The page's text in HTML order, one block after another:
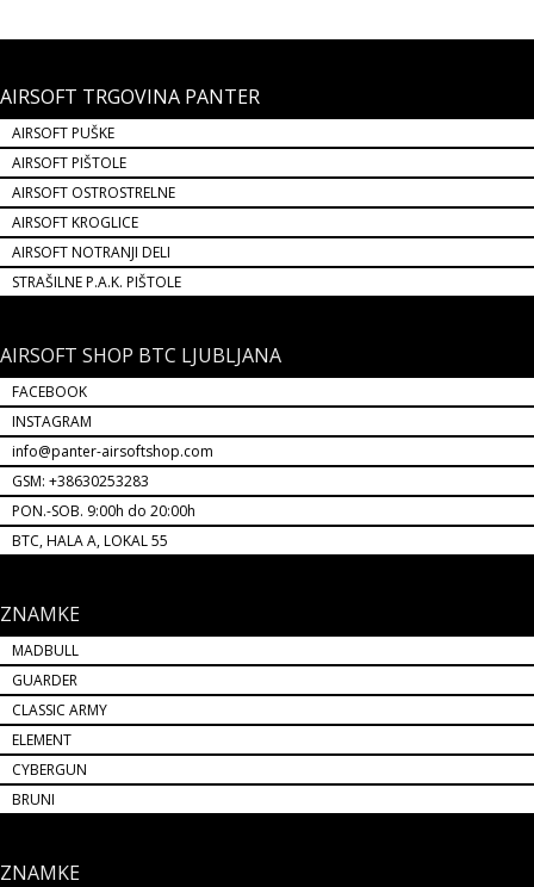
AIRSOFT TRGOVINA PANTER
AIRSOFT PUŠKE
AIRSOFT PIŠTOLE
AIRSOFT OSTROSTRELNE
AIRSOFT KROGLICE
AIRSOFT NOTRANJI DELI
STRAŠILNE P.A.K. PIŠTOLE
AIRSOFT SHOP BTC LJUBLJANA
FACEBOOK
INSTAGRAM
info@panter-airsoftshop.com
GSM: +38630253283
PON.-SOB. 9:00h do 20:00h
BTC, HALA A, LOKAL 55
ZNAMKE
MADBULL
GUARDER
CLASSIC ARMY
ELEMENT
CYBERGUN
BRUNI
ZNAMKE